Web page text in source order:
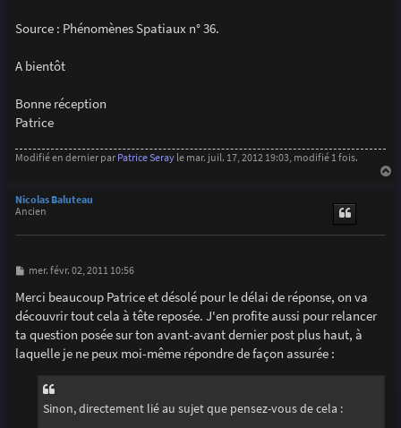
Source : Phénomènes Spatiaux n° 36.
A bientôt
Bonne réception
Patrice
Modifié en dernier par Patrice Serayle mar. juil. 17, 2012 19:03, modifié 1 fois.
Nicolas Baluteau
Ancien
M
s
s
a
e
mer. févr. 02, 2011 10:56
Merci beaucoup Patrice et désolé pour le délai de réponse, on va
découvrir tout cela à tête reposée. J'en profite aussi pour relancer
ta question posée sur ton avant-avant dernier post plus haut, à
laquelle je ne peux moi-même répondre de façon assurée :
Sinon, directement lié au sujet que pensez-vous de cela :